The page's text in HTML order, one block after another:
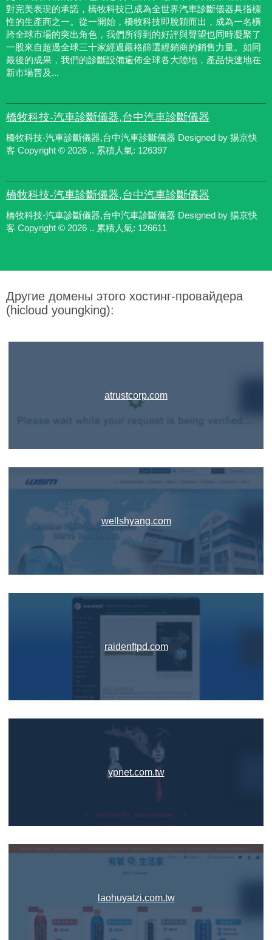
對完美表現的承諾，橋牧科技已成為全世界汽車診斷儀器具指標
性的生產商之一。從一開始，橋牧科技即脫穎而出，成為一名橫
跨全球市場的突出角色，我們所得到的好評與聲望也同時凝聚了
一股來自超過全球三十家經過嚴格篩選經銷商的銷售力量。如同
最後的成果，我們的診斷設備遍佈全球各大陸地，產品快速地在
新市場普及...
橋牧科技-汽車診斷儀器,台中汽車診斷儀器
橋牧科技-汽車診斷儀器,台中汽車診斷儀器 Designed by 揚京快
客 Copyright © 2026 .. 累積人氣: 126397
橋牧科技-汽車診斷儀器,台中汽車診斷儀器
橋牧科技-汽車診斷儀器,台中汽車診斷儀器 Designed by 揚京快
客 Copyright © 2026 .. 累積人氣: 126611
Другие домены этого хостинг-провайдера
(hicloud youngking):
atrustcorp.com
wellshyang.com
raidenftpd.com
ypnet.com.tw
laohuyatzi.com.tw